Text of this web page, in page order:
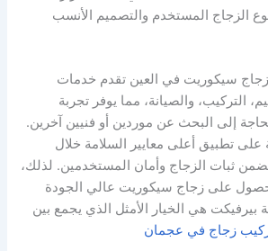
الزجاج المستخدم والتصميم الأنسب
سيكوريت في العين تقدم خدمات
التركيب، والصيانة، مما يوفر تجربة
إلى البحث عن موردين أو فنيين آخرين.
تطبيق أعلى معايير السلامة خلال
ثبات الزجاج وأمان المستخدمين. لذلك،
على زجاج سيكوريت عالي الجودة
هي الخيار الأمثل الذي يجمع بين
زجاج في عجمان